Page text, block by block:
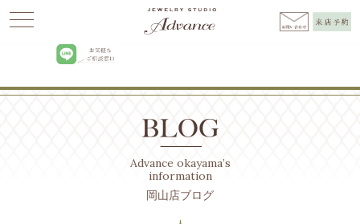
7月>1日
Advance okayama’s
information
岡山店ブログ